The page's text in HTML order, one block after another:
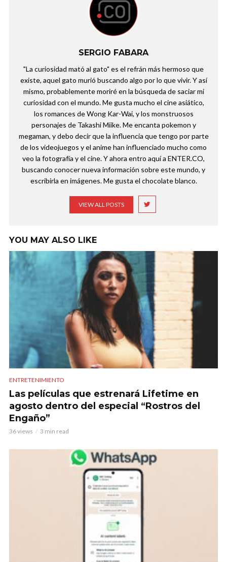
SERGIO FABARA
"La curiosidad mató al gato" es el refrán más hermoso que
existe, aquel gato murió buscando algo por lo que vivir. Y así
mismo, probablemente moriré en la búsqueda de saciar mi
curiosidad con el mundo. Me gusta mucho el cine asiático,
los romances de Wong Kar-Wai, y los monstruosos
personajes de Takashi Miike. Me encanta pokemon y
megaman, y debo decir que la influencia que tengo por parte
de los videojuegos y el anime han influenciado mucho como
veo la fotografía y el cine. Y ahora entro aquí a ENTER.CO,
buscando conocer nueva información sobre este mundo, y
escribirla en imágenes. Me gusta el chocolate blanco.
VIEW ALL POSTS
YOU MAY ALSO LIKE
ENTRETENIMIENTO
Las películas que estrenará Lifetime en
agosto dentro del especial “Rostros del
Engaño”
36 views 3 min read